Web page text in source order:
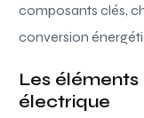
composants clés,
conversion
Les éléments
électrique